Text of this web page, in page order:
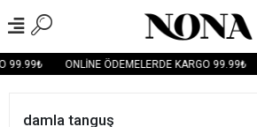
99.99₺ ONLİNE ÖDEMELERDE KARGO 99.99₺
damla tanguş